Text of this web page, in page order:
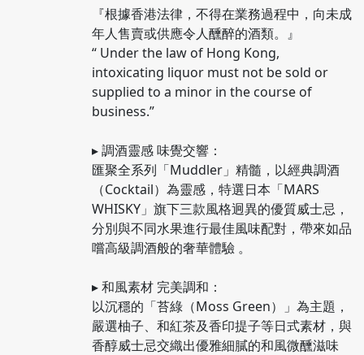
『根據香港法律，不得在業務過程中，向未成
年人售賣或供應令人醺醉的酒類。』
“ Under the law of Hong Kong,
intoxicating liquor must not be sold or
supplied to a minor in the course of
business.”
▸ 調酒靈感 味覺交響：
匯聚全系列「Muddler」精髓，以經典調酒
（Cocktail）為靈感，特選日本「MARS
WHISKY」旗下三款風格迥異的優質威士忌，
分別與不同水果進行最佳風味配對，帶來如品
嚐高級調酒般的奢華體驗 。
▸ 和風素材 完美調和：
以沉穩的「苔綠（Moss Green）」為主題，
嚴選柚子、和紅茶及香印提子等日式素材，與
香醇威士忌交織出優雅細膩的和風微醺滋味